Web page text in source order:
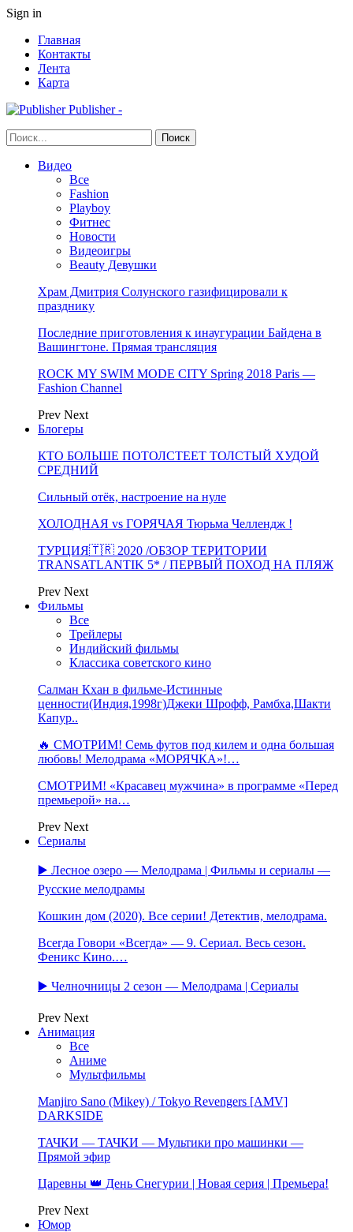
Sign in
Главная
Контакты
Лента
Карта
Publisher -
Видео
Все
Fashion
Playboy
Фитнес
Новости
Видеоигры
Beauty Девушки
Храм Дмитрия Солунского газифицировали к
празднику
Последние приготовления к инаугурации Байдена в
Вашингтоне. Прямая трансляция
ROCK MY SWIM MODE CITY Spring 2018 Paris —
Fashion Channel
Prev Next
Блогеры
КТО БОЛЬШЕ ПОТОЛСТЕЕТ ТОЛСТЫЙ ХУДОЙ
СРЕДНИЙ
Сильный отёк, настроение на нуле
ХОЛОДНАЯ vs ГОРЯЧАЯ Тюрьма Челлендж !
ТУРЦИЯ🇹🇷 2020 /ОБЗОР ТЕРИТОРИИ
TRANSATLANTIK 5* / ПЕРВЫЙ ПОХОД НА ПЛЯЖ
Prev Next
Фильмы
Все
Трейлеры
Индийский фильмы
Классика советского кино
Салман Кхан в фильме-Истинные
ценности(Индия,1998г)Джеки Шрофф, Рамбха,Шакти
Капур..
🔥 СМОТРИМ! Семь футов под килем и одна большая
любовь! Мелодрама «МОРЯЧКА»!…
СМОТРИМ! «Красавец мужчина» в программе «Перед
премьерой» на…
Prev Next
Сериалы
▶️ Лесное озеро — Мелодрама | Фильмы и сериалы —
Русские мелодрамы
Кошкин дом (2020). Все серии! Детектив, мелодрама.
Всегда Говори «Всегда» — 9. Сериал. Весь сезон.
Феникс Кино.…
▶️ Челночницы 2 сезон — Мелодрама | Сериалы
Prev Next
Анимация
Все
Аниме
Мультфильмы
Manjiro Sano (Mikey) / Tokyo Revengers [AMV]
DARKSIDE
ТАЧКИ — ТАЧКИ — Мультики про машинки —
Прямой эфир
Царевны 👑 День Снегурии | Новая серия | Премьера!
Prev Next
Юмор